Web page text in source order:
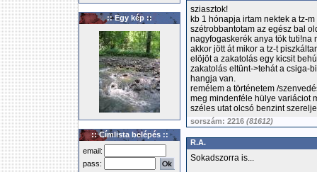
:: Egy kép ::
:: Címlista belépés ::
email:
pass:
sziasztok!
kb 1 hónapja irtam nektek a tz-
szétrobbantotam az egész bal
nagyfogaskerék anya tök tuti!na
akkor jött át mikor a tz-t
elöjöt a zakatolás egy kicsit
zakatolás eltünt->tehát a csiga-
hangja van.
remélem a történetem /
meg mindenféle hülye variáciot
széles utat olcsó benzint
sorszám: 2216 (81612)
R.A.
Sokadszorra is...